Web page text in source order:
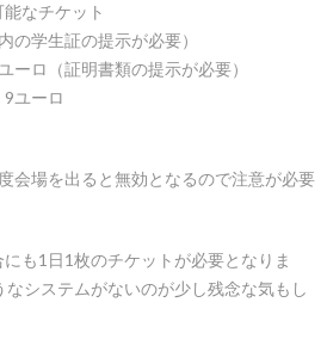
なチケット
の学生証の提示が必要）
ーロ（証明書類の提示が必要）
ユーロ
会場を出ると無効となるので注意が必要
も1日1枚のチケットが必要となりま
システムがないのが少し残念な気もし